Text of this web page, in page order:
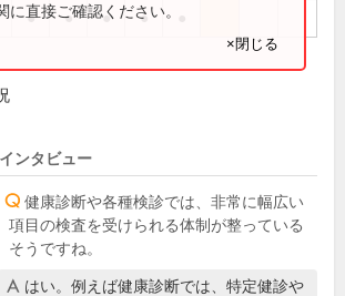
● ● ● ●
に直接ご確認ください。
×閉じる
ンタビュー
健康診断や各種検診では、非常に幅広い
項目の検査を受けられる体制が整っている
そうですね。
はい。例えば健康診断では、特定健診や